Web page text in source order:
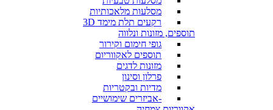
מסלעות מלאכותיות
רקעים תלת מימד 3D
תוספים, מזונות ונלווה
גופי חימום וקירור
תוספים לאקווריום
מזונות לדגים
פרלון וסינון
מדיות ובקטריות
-אביזרים שימושיים